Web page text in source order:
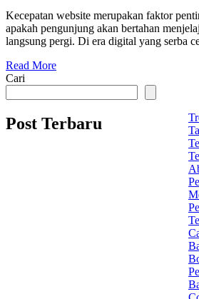
Kecepatan website merupakan faktor
apakah pengunjung akan bertahan
langsung pergi. Di era digital yang serba
Read More
Cari
Post Terbaru